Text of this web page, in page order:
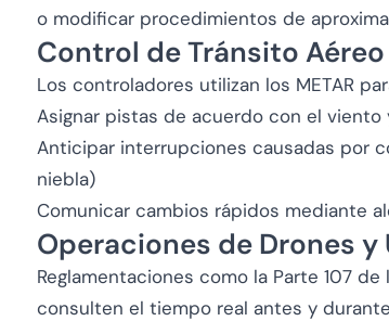
o modificar procedimientos de
Control de Tránsito Aéreo
Los controladores utilizan los METAR
Asignar pistas de acuerdo con el viento
Anticipar interrupciones causadas por
niebla)
Comunicar cambios rápidos mediante
Operaciones de Drones y
Reglamentaciones como la Parte 107
consulten el tiempo real antes y